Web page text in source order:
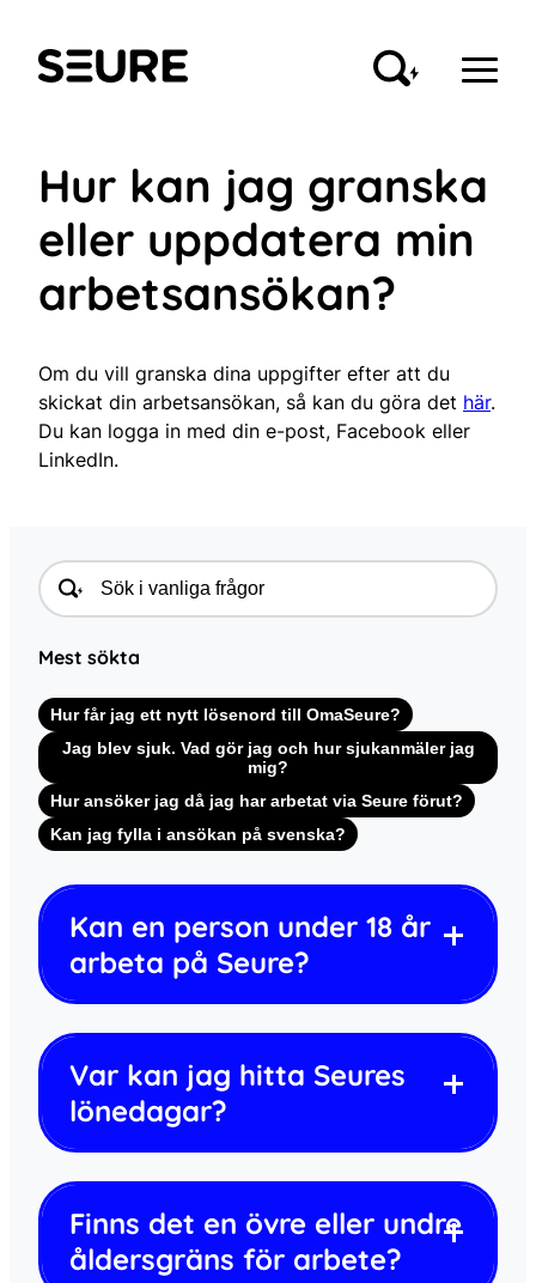
content
Seure
Hur kan jag granska
eller uppdatera min
arbetsansökan?
Om du vill granska dina uppgifter efter att du
skickat din arbetsansökan, så kan du göra det här.
Du kan logga in med din e-post, Facebook eller
LinkedIn.
Mest sökta
Hur får jag ett nytt lösenord till OmaSeure?
Jag blev sjuk. Vad gör jag och hur sjukanmäler jag
mig?
Hur ansöker jag då jag har arbetat via Seure förut?
Kan jag fylla i ansökan på svenska?
Kan en person under 18 år
arbeta på Seure?
Var kan jag hitta Seures
lönedagar?
Finns det en övre eller undre
åldersgräns för arbete?